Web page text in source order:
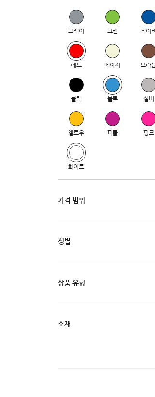
그레이 그린 네이비
레드 베이지 브라
블랙 블루 실버
옐로우 퍼플 핑크
화이트
가격 범위
성별
상품 유형
소재